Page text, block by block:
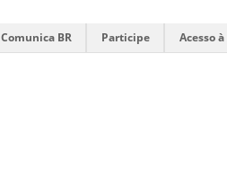
Comunica BR Participe Acesso